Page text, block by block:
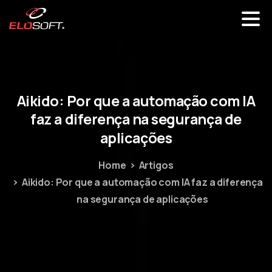
Aikido: Porqueaautomaçãocom IA
faza diferença nasegurançade
aplicações
Home
Artigos
Aikido: Por que a automação com IA faz a diferença
na segurança de aplicações